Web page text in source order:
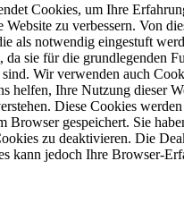
Cookies, um Ihre
zu verbessern. Von
als notwendig eingestuft
da sie für die grundlegenden
Wir verwenden auch
helfen, Ihre Nutzung dieser
Diese Cookies
Browser gespeichert. Sie
zu deaktivieren. Die
kann jedoch Ihre Browser-